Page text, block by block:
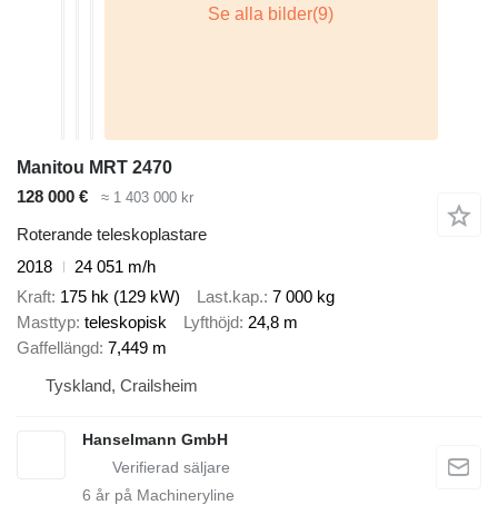
Manitou MRT 2470
128 000 €
≈ 1 403 000 kr
Roterande teleskoplastare
2018
24 051 m/h
Kraft 175 hk (129 kW) Last.kap. 7 000 kg
Masttyp teleskopisk Lyfthöjd 24,8 m
Gaffellängd 7,449 m
Tyskland, Crailsheim
Hanselmann GmbH
6 år på Machineryline